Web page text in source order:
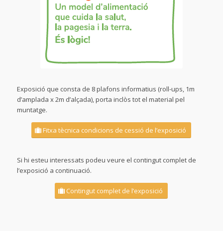
Exposició que consta de 8 plafons informatius (roll-ups, 1m
d’amplada x 2m d’alçada), porta inclòs tot el material pel
muntatge.
Fitxa tècnica condicions de cessió de l’exposició
Si hi esteu interessats podeu veure el contingut complet de
l’exposició a continuació.
Contingut complet de l’exposició